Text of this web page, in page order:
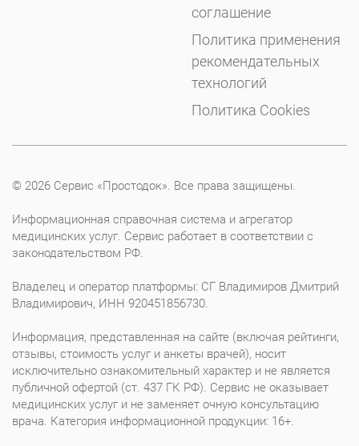
соглашение
Политика применения
рекомендательных
технологий
Политика Cookies
© 2026 Сервис «Простодок». Все права защищены.
Информационная справочная система и агрегатор
медицинских услуг. Сервис работает в соответствии с
законодательством РФ.
Владелец и оператор платформы: СГ Владимиров Дмитрий
Владимирович, ИНН 920451856730.
Информация, представленная на сайте (включая рейтинги,
отзывы, стоимость услуг и анкеты врачей), носит
исключительно ознакомительный характер и не является
публичной офертой (ст. 437 ГК РФ). Сервис не оказывает
медицинских услуг и не заменяет очную консультацию
врача. Категория информационной продукции: 16+.